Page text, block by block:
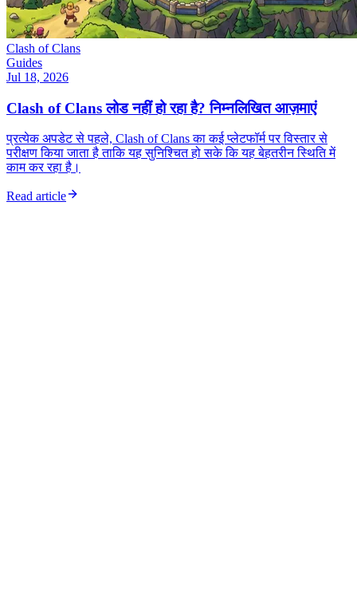
Clash of Clans
Guides
Jul 18, 2026
Clash of Clans लोड नहीं हो रहा है? निम्नलिखित आज़माएं
प्रत्येक अपडेट से पहले, Clash of Clans का कई प्लेटफॉर्म पर विस्तार से
परीक्षण किया जाता है ताकि यह सुनिश्चित हो सके कि यह बेहतरीन स्थिति में
काम कर रहा है।
Read article